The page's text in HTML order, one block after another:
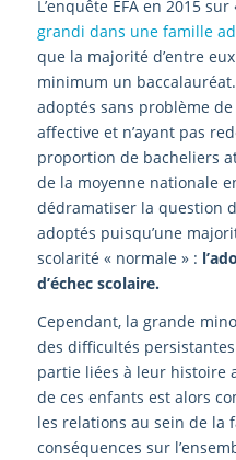
L’enquête EFA en 2015 sur
grandi dans une famille
que la majorité d’entre
minimum un baccalauréat.
adoptés sans problème
affective et n’ayant pas
proportion de bacheliers
de la moyenne nationale
dédramatiser la question
adoptés puisqu’une
scolarité « normale » :
d’échec scolaire.
Cependant, la grande
des difficultés
partie liées à leur histoire
de ces enfants est alors
les relations au sein de la
conséquences sur